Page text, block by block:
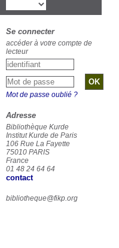
Se connecter
accéder à votre compte de
lecteur
Mot de passe oublié ?
Adresse
Bibliothèque Kurde
Institut Kurde de Paris
106 Rue La Fayette
75010 PARIS
France
01 48 24 64 64
contact
bibliotheque@fikp.org